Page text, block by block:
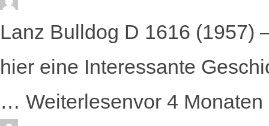
Lanz Bulldog D 1616 (1957)
hier eine Interessante
… Weiterlesenvor 4 Monaten